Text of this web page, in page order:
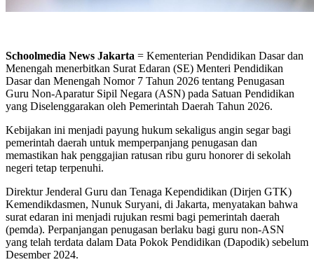
Schoolmedia News Jakarta = Kementerian Pendidikan Dasar dan
Menengah menerbitkan Surat Edaran (SE) Menteri Pendidikan
Dasar dan Menengah Nomor 7 Tahun 2026 tentang Penugasan
Guru Non-Aparatur Sipil Negara (ASN) pada Satuan Pendidikan
yang Diselenggarakan oleh Pemerintah Daerah Tahun 2026.
Kebijakan ini menjadi payung hukum sekaligus angin segar bagi
pemerintah daerah untuk memperpanjang penugasan dan
memastikan hak penggajian ratusan ribu guru honorer di sekolah
negeri tetap terpenuhi.
Direktur Jenderal Guru dan Tenaga Kependidikan (Dirjen GTK)
Kemendikdasmen, Nunuk Suryani, di Jakarta, menyatakan bahwa
surat edaran ini menjadi rujukan resmi bagi pemerintah daerah
(pemda). Perpanjangan penugasan berlaku bagi guru non-ASN
yang telah terdata dalam Data Pokok Pendidikan (Dapodik) sebelum
Desember 2024.